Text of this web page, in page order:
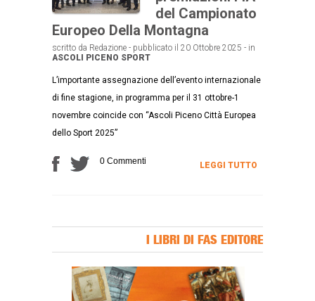
del Campionato
Europeo Della Montagna
scritto da Redazione - pubblicato il 20 Ottobre 2025 - in
ASCOLI PICENO SPORT
L’importante assegnazione dell’evento internazionale
di fine stagione, in programma per il 31 ottobre-1
novembre coincide con “Ascoli Piceno Città Europea
dello Sport 2025”
0 Commenti LEGGI TUTTO
I LIBRI DI FAS EDITORE